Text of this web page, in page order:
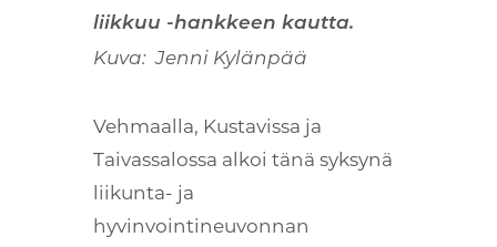
liikkuu -hankkeen kautta.
Kuva: Jenni Kylänpää
Vehmaalla, Kustavissa ja
Taivassalossa alkoi tänä syksynä
liikunta- ja
hyvinvointineuvonnan